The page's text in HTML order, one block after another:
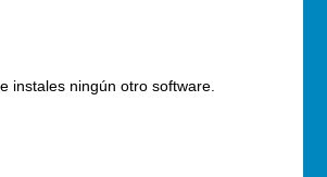
instales ningún otro software.